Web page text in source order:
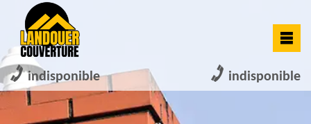
indisponible indisponible